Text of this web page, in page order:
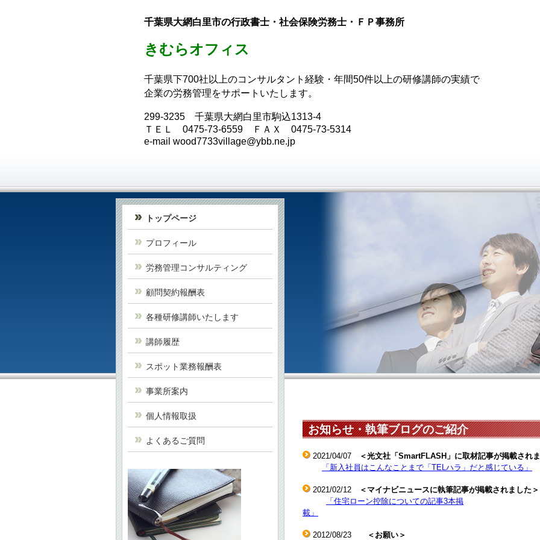
千葉県大網白里市の行政書士・社会保険労務士・ＦＰ事務所
きむらオフィス
千葉県下700社以上のコンサルタント経験・年間50件以上の研修講師の実績で
企業の労務管理をサポートいたします。
299-3235 千葉県大網白里市駒込1313-4
ＴＥＬ 0475-73-6559 ＦＡＸ 0475-73-5314
e-mail wood7733village@ybb.ne.jp
お知らせ・執筆ブログのご紹介
2021/04/07
＜光文社「SmartFLASH」に取材記事が掲載され
「新入社員はこんなことまで「TELハラ」だと感じている」
2021/02/12
＜マイナビニュースに執筆記事が掲載されました＞
「住宅ローン控除についての記事3本掲
載」
2012/08/23 ＜お願い＞
トップページ
プロフィール
労務管理コンサルティング
顧問契約報酬表
各種研修講師いたします
講師履歴
スポット業務報酬表
事業所案内
個人情報取扱
よくあるご質問